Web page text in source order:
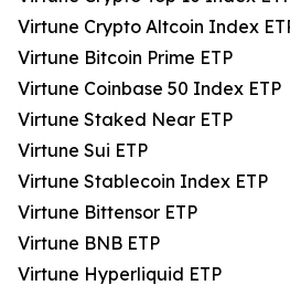
Virtune Crypto Altcoin Index
Virtune Bitcoin Prime ETP
Virtune Coinbase 50 Index ETP
Virtune Staked Near ETP
Virtune Sui ETP
Virtune Stablecoin Index ETP
Virtune Bittensor ETP
Virtune BNB ETP
Virtune Hyperliquid ETP